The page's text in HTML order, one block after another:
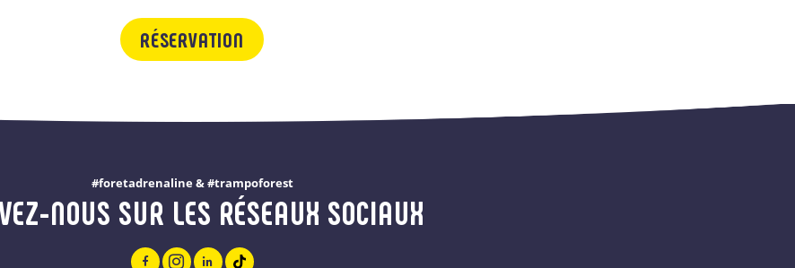
RÉSERVATION
#foretadrenaline & #trampoforest
NOUS SUR LES RÉSEAUX SOCIAUX